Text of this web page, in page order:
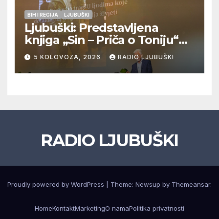
BIH I REGIJA LJUBUŠKI
Ljubuški: Predstavljena
knjiga „Sin – Priča o Toniju“
dr. sc. Zdenka Hercega
5 KOLOVOZA, 2026 RADIO LJUBUŠKI
RADIO LJUBUŠKI
Proudly powered by WordPress Theme: Newsup by Themeansar.
HomeKontaktMarketingO namaPolitika privatnosti